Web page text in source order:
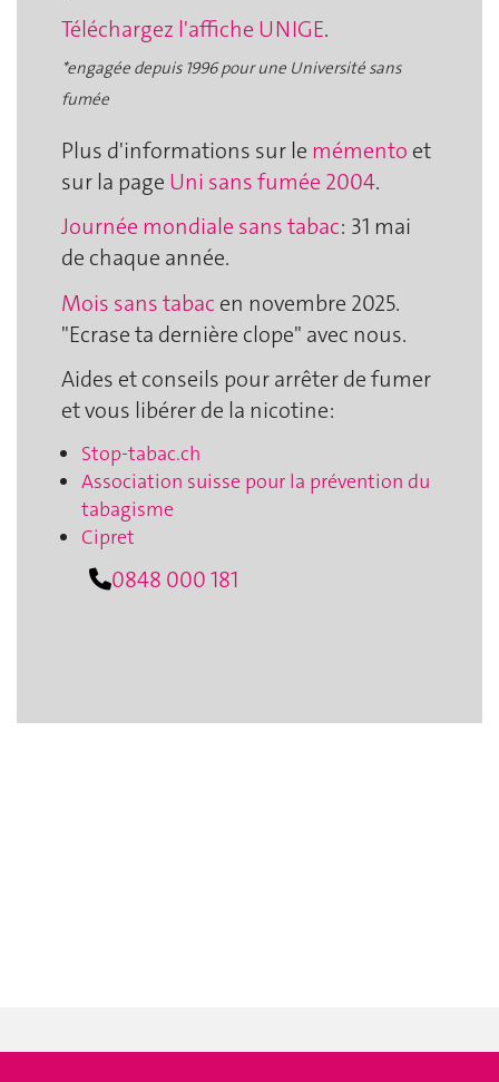
Téléchargez l'affiche UNIGE.
*engagée depuis 1996 pour une Université sans
fumée
Plus d'informations sur le mémento et
sur la page Uni sans fumée 2004.
Journée mondiale sans tabac: 31 mai
de chaque année.
Mois sans tabac en novembre 2025.
"Ecrase ta dernière clope" avec nous.
Aides et conseils pour arrêter de fumer
et vous libérer de la nicotine:
Stop-tabac.ch
Association suisse pour la prévention du
tabagisme
Cipret
0848 000 181